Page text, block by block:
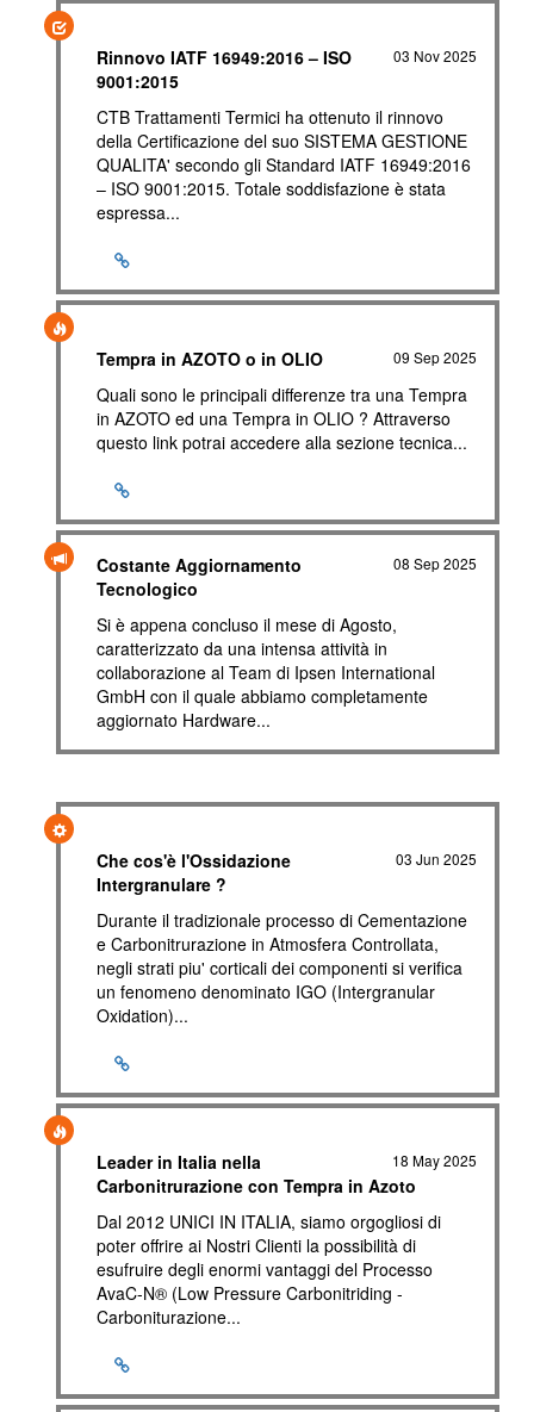
03 Nov 2025
Rinnovo IATF 16949:2016 – ISO
9001:2015
CTB Trattamenti Termici ha ottenuto il rinnovo
della Certificazione del suo SISTEMA GESTIONE
QUALITA' secondo gli Standard IATF 16949:2016
– ISO 9001:2015. Totale soddisfazione è stata
espressa...
09 Sep 2025
Tempra in AZOTO o in OLIO
Quali sono le principali differenze tra una Tempra
in AZOTO ed una Tempra in OLIO ? Attraverso
questo link potrai accedere alla sezione tecnica...
08 Sep 2025
Costante Aggiornamento
Tecnologico
Si è appena concluso il mese di Agosto,
caratterizzato da una intensa attività in
collaborazione al Team di Ipsen International
GmbH con il quale abbiamo completamente
aggiornato Hardware...
03 Jun 2025
Che cos'è l'Ossidazione
Intergranulare ?
Durante il tradizionale processo di Cementazione
e Carbonitrurazione in Atmosfera Controllata,
negli strati piu' corticali dei componenti si verifica
un fenomeno denominato IGO (Intergranular
Oxidation)...
18 May 2025
Leader in Italia nella
Carbonitrurazione con Tempra in Azoto
Dal 2012 UNICI IN ITALIA, siamo orgogliosi di
poter offrire ai Nostri Clienti la possibilità di
esufruire degli enormi vantaggi del Processo
AvaC-N® (Low Pressure Carbonitriding -
Carboniturazione...